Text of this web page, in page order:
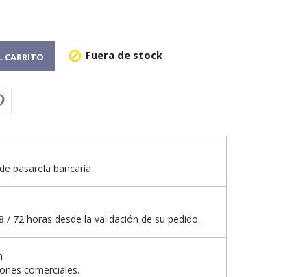
CARRITO  Fuera de stock
pasarela bancaria
/ 72 horas desde la validación de su pedido.
comerciales.